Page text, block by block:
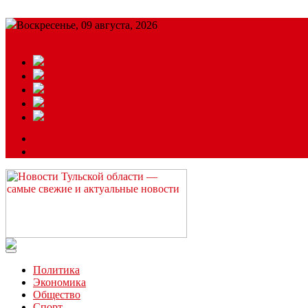
Воскресенье, 09 августа, 2026
Читайте последние новости дня в Тульской области на сайте
Политика
Экономика
Общество